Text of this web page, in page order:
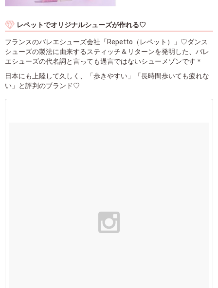
レペットでオリジナルシューズが作れる♡
フランスのバレエシューズ会社「Repetto（レペット）」♡ダンス
シューズの製法に由来するスティッチ＆リターンを発明した、バレ
エシューズの代名詞と言っても過言ではないシューメゾンです＊
日本にも上陸して久しく、「歩きやすい」「長時間歩いても疲れな
い」と評判のブランド♡